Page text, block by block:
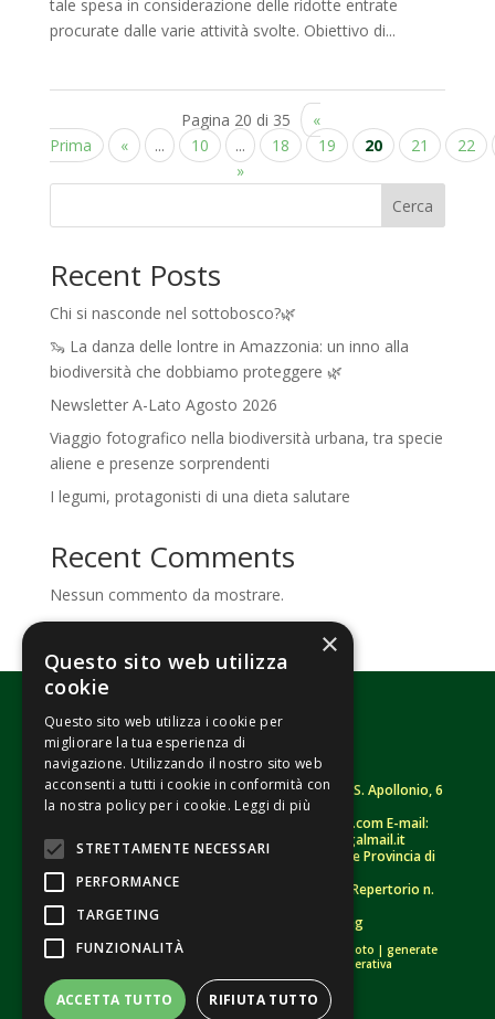
tale spesa in considerazione delle ridotte entrate
procurate dalle varie attività svolte. Obiettivo di...
Pagina 20 di 35
«
Prima
« ... 10 ... 18 19 20 21
22
»
Cerca
Recent Posts
Chi si nasconde nel sottobosco?🌿
🦦 La danza delle lontre in Amazzonia: un inno alla
biodiversità che dobbiamo proteggere 🌿
Newsletter A-Lato Agosto 2026
Viaggio fotografico nella biodiversità urbana, tra specie
aliene e presenze sorprendenti
I legumi, protagonisti di una dieta salutare
Recent Comments
Nessun commento da mostrare.
Fondazione Senza Frontiere – ETS |Strada S. Apollonio, 6
– 46042 Castel Goffredo (MN)
– Sito: www.senzafrontiere.com E-mail:
tenuapol@gmail.com– Pec:tenuapol@legalmail.it
C. F. 90008460207 – Registro persone giuridiche Provincia di
Mantova n. 243 (sospeso)
Registro Unico Nazionale del Terzo Settore – Repertorio n.
Informativa Privacy
Whistleblowing
Crediti immagini:di proprietà esclusiva | bigstockphoto | generate
tramite modelli di Intelligenza Artificiale Generativa
×
Questo sito web utilizza
cookie
Questo sito web utilizza i cookie per
migliorare la tua esperienza di
navigazione. Utilizzando il nostro sito web
acconsenti a tutti i cookie in conformità con
la nostra policy per i cookie. Leggi di più
STRETTAMENTE NECESSARI
PERFORMANCE
TARGETING
FUNZIONALITÀ
ACCETTA TUTTO RIFIUTA TUTTO